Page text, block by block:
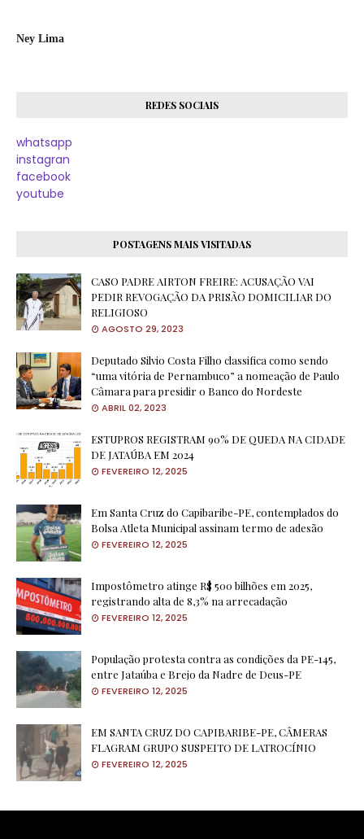
Ney Lima
REDES SOCIAIS
whatsapp
instagran
facebook
youtube
POSTAGENS MAIS VISITADAS
CASO PADRE AIRTON FREIRE: ACUSAÇÃO VAI
PEDIR REVOGAÇÃO DA PRISÃO DOMICILIAR DO
RELIGIOSO
AGOSTO 29, 2023
Deputado Silvio Costa Filho classifica como sendo
“uma vitória de Pernambuco” a nomeação de Paulo
Câmara para presidir o Banco do Nordeste
ABRIL 02, 2023
ESTUPROS REGISTRAM 90% DE QUEDA NA CIDADE
DE JATAÚBA EM 2024
FEVEREIRO 12, 2025
Em Santa Cruz do Capibaribe-PE, contemplados do
Bolsa Atleta Municipal assinam termo de adesão
FEVEREIRO 12, 2025
Impostômetro atinge R$ 500 bilhões em 2025,
registrando alta de 8,3% na arrecadação
FEVEREIRO 12, 2025
População protesta contra as condições da PE-145,
entre Jataúba e Brejo da Nadre de Deus-PE
FEVEREIRO 12, 2025
EM SANTA CRUZ DO CAPIBARIBE-PE, CÂMERAS
FLAGRAM GRUPO SUSPEITO DE LATROCÍNIO
FEVEREIRO 12, 2025